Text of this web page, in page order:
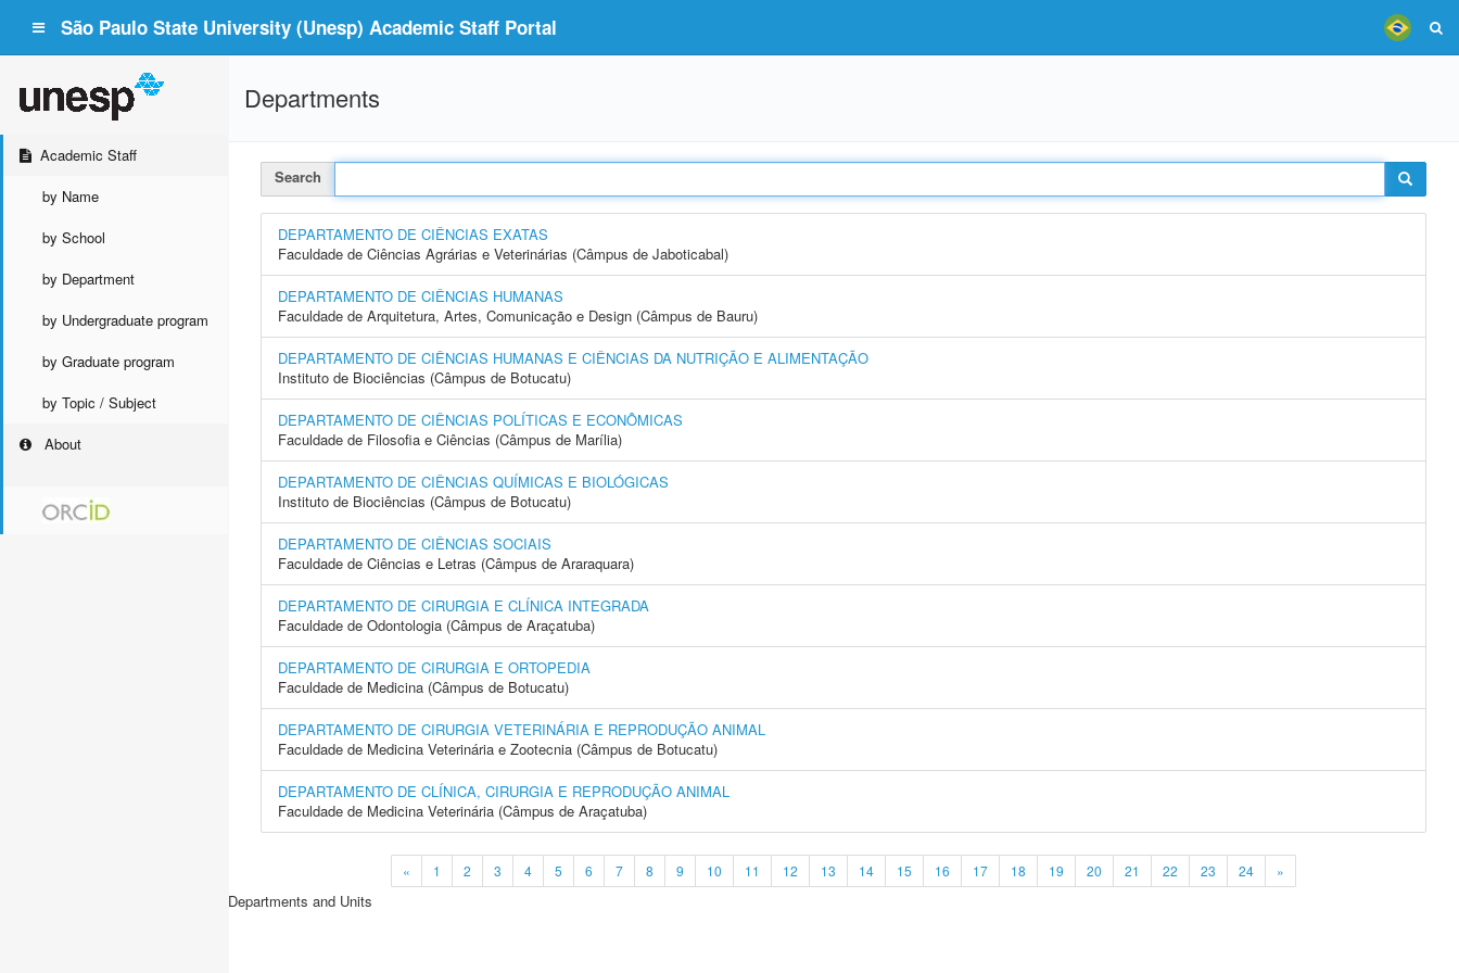
São Paulo State University (Unesp) Academic Staff Portal
Academic Staff
by Name
by School
by Department
by Undergraduate program
by Graduate program
by Topic / Subject
About
Departments
Search
DEPARTAMENTO DE CIÊNCIAS EXATAS
Faculdade de Ciências Agrárias e Veterinárias (Câmpus de Jaboticabal)
DEPARTAMENTO DE CIÊNCIAS HUMANAS
Faculdade de Arquitetura, Artes, Comunicação e Design (Câmpus de Bauru)
DEPARTAMENTO DE CIÊNCIAS HUMANAS E CIÊNCIAS DA NUTRIÇÃO E ALIMENTAÇÃO
Instituto de Biociências (Câmpus de Botucatu)
DEPARTAMENTO DE CIÊNCIAS POLÍTICAS E ECONÔMICAS
Faculdade de Filosofia e Ciências (Câmpus de Marília)
DEPARTAMENTO DE CIÊNCIAS QUÍMICAS E BIOLÓGICAS
Instituto de Biociências (Câmpus de Botucatu)
DEPARTAMENTO DE CIÊNCIAS SOCIAIS
Faculdade de Ciências e Letras (Câmpus de Araraquara)
DEPARTAMENTO DE CIRURGIA E CLÍNICA INTEGRADA
Faculdade de Odontologia (Câmpus de Araçatuba)
DEPARTAMENTO DE CIRURGIA E ORTOPEDIA
Faculdade de Medicina (Câmpus de Botucatu)
DEPARTAMENTO DE CIRURGIA VETERINÁRIA E REPRODUÇÃO ANIMAL
Faculdade de Medicina Veterinária e Zootecnia (Câmpus de Botucatu)
DEPARTAMENTO DE CLÍNICA, CIRURGIA E REPRODUÇÃO ANIMAL
Faculdade de Medicina Veterinária (Câmpus de Araçatuba)
« 1 2 3 4 5 6 7 8 9 10 11 12 13 14 15 16 17 18 19 20 21 22 23 24 »
Departments and Units